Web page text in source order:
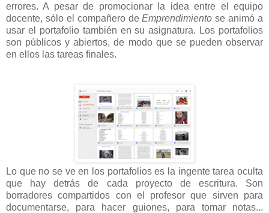
errores. A pesar de promocionar la idea entre el equipo
docente, sólo el compañero deEmprendimiento se animó a
usar el portafolio también en su asignatura. Los portafolios
son públicos y abiertos, de modo que se pueden observar
en ellos las tareas finales.
Lo que no se ve en los portafolios es la ingente tarea oculta
que hay detrás de cada proyecto de escritura. Son
borradores compartidos con el profesor que sirven para
documentarse, para hacer guiones, para tomar notas...